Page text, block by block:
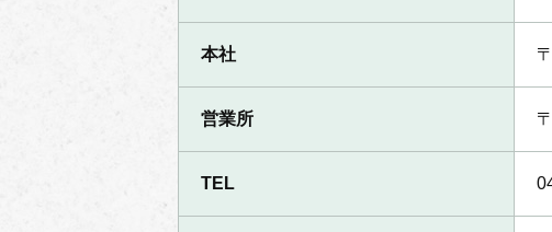
本社
営業所
TEL